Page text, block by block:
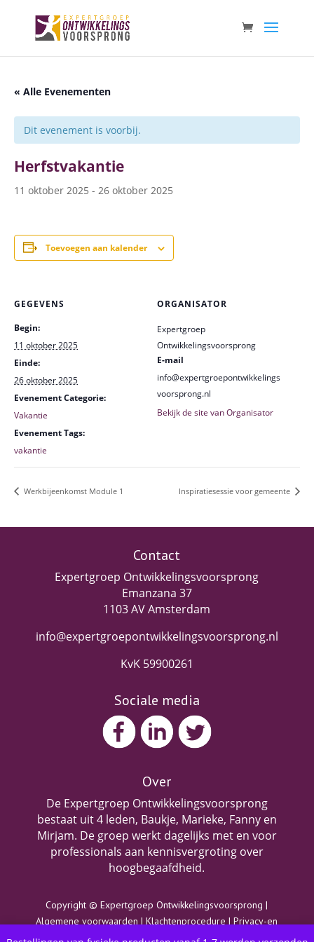
« Alle Evenementen
Dit evenement is voorbij.
Herfstvakantie
11 oktober 2025 - 26 oktober 2025
Toevoegen aan kalender
GEGEVENS
Begin:
11 oktober 2025
Einde:
26 oktober 2025
Evenement Categorie:
Vakantie
Evenement Tags:
vakantie
ORGANISATOR
Expertgroep
Ontwikkelingsvoorsprong
E-mail
info@expertgroepontwikkelings
voorsprong.nl
Bekijk de site van Organisator
Werkbijeenkomst Module 1 Inspiratiesessie voor gemeente
Contact
Expertgroep Ontwikkelingsvoorsprong
Emanzana 37
1103 AV Amsterdam
info@expertgroepontwikkelingsvoorsprong.nl
KvK 59900261
Sociale media
Over
De Expertgroep Ontwikkelingsvoorsprong
bestaat uit 4 leden, Baukje, Marieke, Fanny en
Mirjam. De groep werkt dagelijks met en voor
professionals aan kennisvergroting over
hoogbegaafdheid.
Copyright © Expertgroep Ontwikkelingsvoorsprong |
Algemene voorwaarden |Klachtenprocedure |Privacy-en
cookieverklaring
Disclaimer